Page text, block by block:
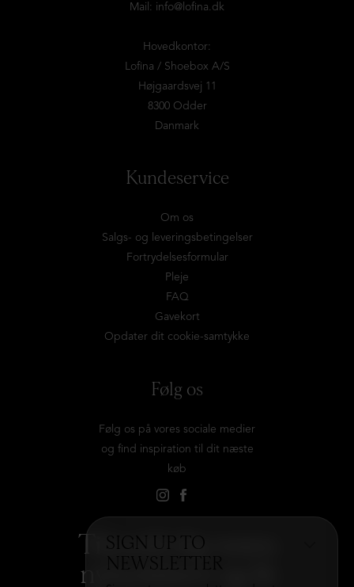
SIGN UP TO
Mail: info@lofina.dk
Hovedkontor:
Lofina / Shoebox A/S
Højgaardsvej 11
8300 Odder
Danmark
Kundeservice
Om os
Salgs- og leveringsbetingelser
Fortrydelsesformular
Pleje
FAQ
Gavekort
Opdater dit cookie-samtykke
Følg os
Følg os på vores sociale medier
og find inspiration til dit næste
køb
Tilmeld dig vores
nyhedsbrev og få